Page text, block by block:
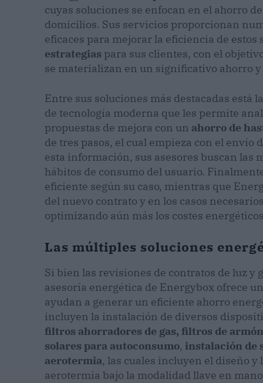
cuyas soluciones se enfocan en el ahorro
domicilios. Sus servicios proporcionan
eficaces para mejorar la eficiencia de estos
estrategias para sus clientes, con el
se materializan en un significativo ahorro
Entre sus soluciones más destacadas está la
de tecnología moderna que les permite
propuestas de mejora con un ahorro de
de tres pasos, el cual empieza con el envío
esta información, sus asesores buscan las
hábitos de consumo del usuario.
eficiente según su caso, mientras que
del nuevo contrato y en los casos
optimizando aún más los costes
Las múltiples soluciones
Si bien las revisiones de contratos de luz
asesoría energética de Energybox ofrece un
ayudan a generar un eficiente ahorro
incluyen la instalación de diversos
filtros ahorradores de gas, filtros de
solares para autoconsumo, instalación de
aerotermia, las cuales incluyen el diseño
aerotermia bajo la modalidad llave en